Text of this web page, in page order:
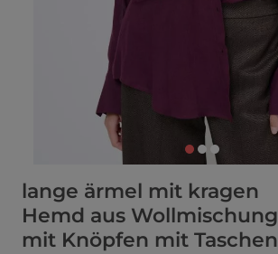
lange ärmel mit kragen
Hemd aus Wollmischung
mit Knöpfen mit Taschen